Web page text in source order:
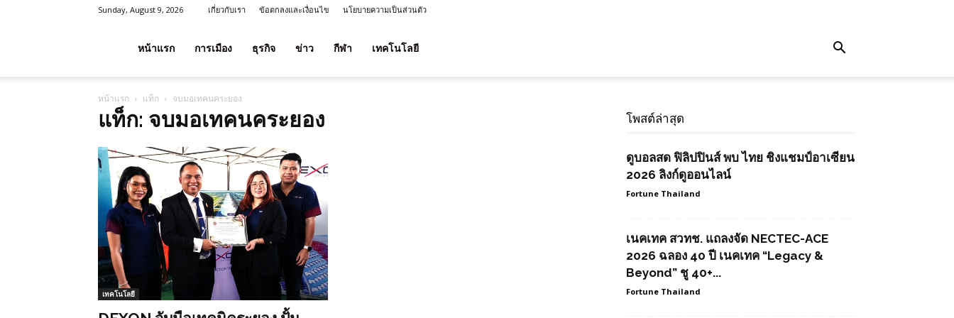
Sunday, August 9, 2026 เกี่ยวกับเรา ข้อตกลงและเงื่อนไข นโยบายความเป็นส่วนตัว
ลาภ
ประเทศไทย
หน้าแรก การเมือง ธุรกิจ ข่าว กีฬา เทคโนโลยี
หน้าแรก แท็ก จบมอเทคนคระยอง
แท็ก: จบมอเทคนคระยอง
เทคโนโลยี
โพสต์ล่าสุด
ดูบอลสด ฟิลิปปินส์ พบ ไทย ชิงแชมป์อาเซียน
2026 ลิงก์ดูออนไลน์
Fortune Thailand
เนคเทค สวทช. แถลงจัด NECTEC-ACE
2026 ฉลอง 40 ปี เนคเทค “Legacy &
Beyond” ชู 40+...
Fortune Thailand